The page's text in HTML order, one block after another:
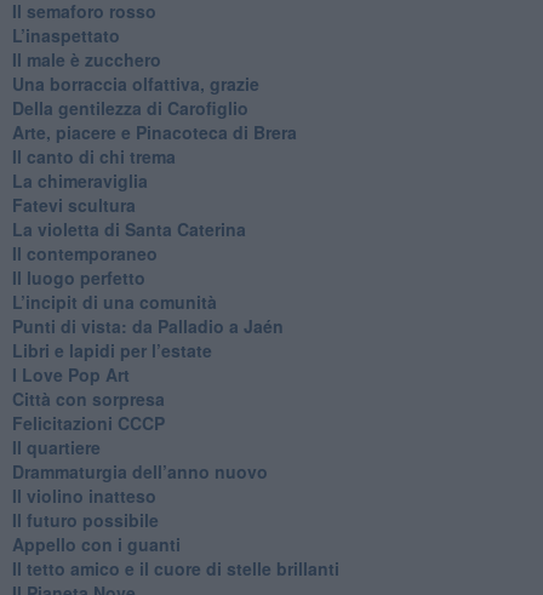
​Il semaforo rosso
​L’inaspettato
​Il male è zucchero
​Una borraccia olfattiva, grazie
​Della gentilezza di Carofiglio
Arte, piacere e Pinacoteca di Brera
​Il canto di chi trema
La chimeraviglia
​Fatevi scultura
​La violetta di Santa Caterina
​Il contemporaneo
​Il luogo perfetto
​L’incipit di una comunità
Punti di vista: da Palladio a Jaén
​Libri e lapidi per l’estate
​I Love Pop Art
Città con sorpresa
Felicitazioni CCCP
​Il quartiere
​Drammaturgia dell’anno nuovo
​Il violino inatteso
​Il futuro possibile
​Appello con i guanti
​Il tetto amico e il cuore di stelle brillanti